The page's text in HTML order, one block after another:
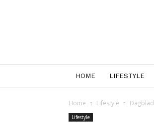
HOME LIFESTYLE
Home Lifestyle
Lifestyle